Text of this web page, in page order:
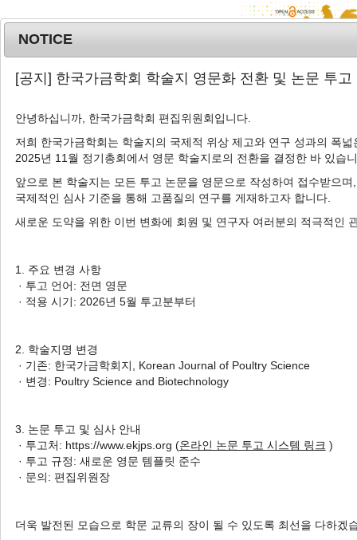
T
o
e
n
a
MENU
Advanced Search List
Author: Ki Ho Baek
1 Articles are founded.
ofChuncheon Dakgalbi
Storage
는 영향
Hae Seong Jeong , Ki Ho Baek , Dicky Tri Utama
Kim
, Sung Ki Lee
Korean J. Poult. Sci. 2018;45(1):29-39.
NOTICE
[공지] 한국가금학회 학술지 영문화 전환 및 논문 투고
안녕하십니까, 한국가금학회 편집위원회입니다.
저희 한국가금학회는 학술지의 국제적 위상 제고와 연구 성과의 폭넓
2025년 11월 정기총회에서 영문 학술지로의 전환을 결정한 바 있습
앞으로 본 학술지는 모든 투고 논문을 영문으로 작성하여 접수받으며,
국제적인 심사 기준을 통해 고품질의 연구를 게재하고자 합니다.
새로운 도약을 위한 이번 변화에 회원 및 연구자 여러분의 적극적인
1. 주요 변경 사항
· 투고 언어: 전면 영문
· 적용 시기: 2026년 5월 투고분부터
2. 학술지명 변경
· 기존: 한국가금학회지, Korean Journal of Poultry Science
· 변경: Poultry Science and Biotechnology
3. 논문 투고 및 심사 안내
· 투고처: https://www.ekjps.org (온라인 논문 투고 시스템 링크 )
· 투고 규정: 새로운 영문 템플릿 준수
· 문의: 편집위원장
더욱 발전된 모습으로 학문 교류의 장이 될 수 있도록 최선을 다하겠